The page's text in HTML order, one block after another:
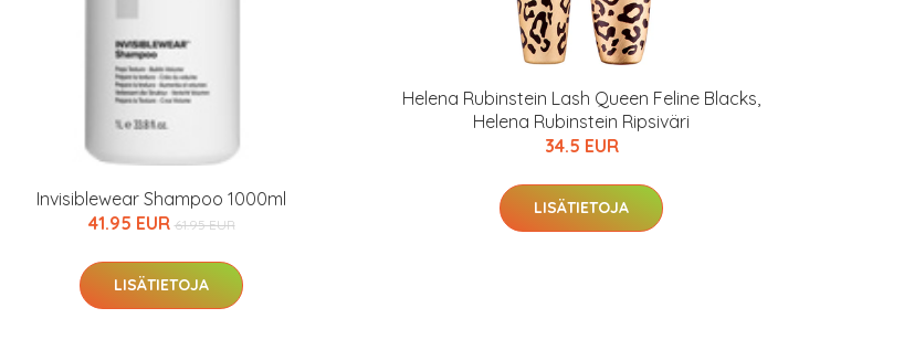
Invisiblewear Shampoo 1000ml
41.95 EUR 61.95 EUR
LISÄTIETOJA
Helena Rubinstein Lash Queen Feline Blacks,
Helena Rubinstein Ripsiväri
34.5 EUR
LISÄTIETOJA